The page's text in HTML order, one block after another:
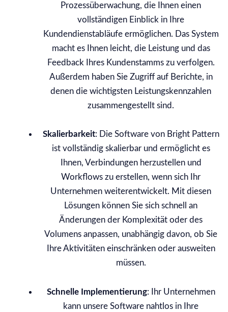
Prozessüberwachung, die Ihnen einen
vollständigen Einblick in Ihre
Kundendienstabläufe ermöglichen. Das System
macht es Ihnen leicht, die Leistung und das
Feedback Ihres Kundenstamms zu verfolgen.
Außerdem haben Sie Zugriff auf Berichte, in
denen die wichtigsten Leistungskennzahlen
zusammengestellt sind.
Skalierbarkeit: Die Software von Bright Pattern
ist vollständig skalierbar und ermöglicht es
Ihnen, Verbindungen herzustellen und
Workflows zu erstellen, wenn sich Ihr
Unternehmen weiterentwickelt. Mit diesen
Lösungen können Sie sich schnell an
Änderungen der Komplexität oder des
Volumens anpassen, unabhängig davon, ob Sie
Ihre Aktivitäten einschränken oder ausweiten
müssen.
Schnelle Implementierung: Ihr Unternehmen
kann unsere Software nahtlos in Ihre